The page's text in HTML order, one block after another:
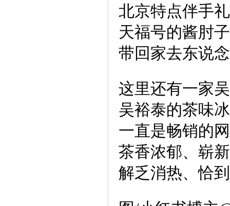
北京特点伴手礼
天福号的酱肘
带回家去东说
这里还有一家
吴裕泰的茶味
一直是畅销的
茶香浓郁、崭
解乏消热、恰